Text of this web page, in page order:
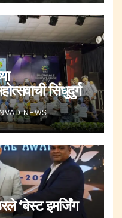
सिंधुदुर्ग
NEWS
‘बेस्ट इमर्जिंग